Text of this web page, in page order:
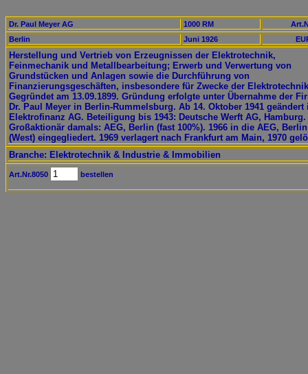
Dr. Paul Meyer AG 1000 RM
Berlin
Juni 1926
Herstellung und Vertrieb von Erzeugnissen der Elektrotechnik,
Feinmechanik und Metallbearbeitung; Erwerb und Verwertung von
Grundstücken und Anlagen sowie die Durchführung von
Finanzierungsgeschäften, insbesondere für Zwecke der
Gegründet am 13.09.1899. Gründung erfolgte unter Übernahme der
Dr. Paul Meyer in Berlin-Rummelsburg. Ab 14. Oktober 1941 geändert
Elektrofinanz AG. Beteiligung bis 1943: Deutsche Werft AG, Hamburg.
Großaktionär damals: AEG, Berlin (fast 100%). 1966 in die AEG, Berlin
(West) eingegliedert. 1969 verlagert nach Frankfurt am Main, 1970
Branche: Elektrotechnik & Industrie & Immobilien
Art.Nr.8050 bestellen